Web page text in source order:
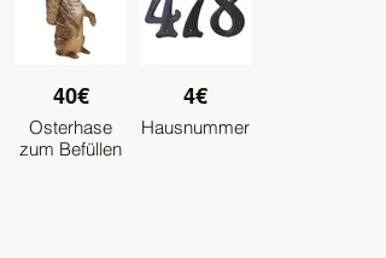
40€
Osterhase
zum Befüllen
4€
Hausnummer